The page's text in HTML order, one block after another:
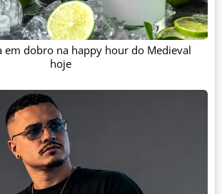
em dobro na happy hour do Medieval
hoje